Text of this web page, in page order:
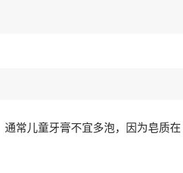
常儿童牙膏不宜多泡，因为皂质在